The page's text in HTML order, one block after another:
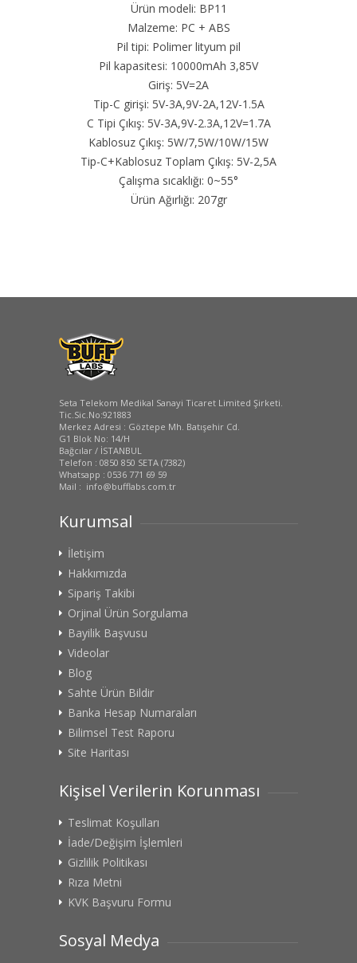
Ürün modeli: BP11
Malzeme: PC + ABS
Pil tipi: Polimer lityum pil
Pil kapasitesi: 10000mAh 3,85V
Giriş: 5V=2A
Tip-C girişi: 5V-3A,9V-2A,12V-1.5A
C Tipi Çıkış: 5V-3A,9V-2.3A,12V=1.7A
Kablosuz Çıkış: 5W/7,5W/10W/15W
Tip-C+Kablosuz Toplam Çıkış: 5V-2,5A
Çalışma sıcaklığı: 0~55°
Ürün Ağırlığı: 207gr
Seta Telekom Medikal Sanayi Ticaret Limited Şirketi.
Tic.Sic.No:921883
Merkez Adresi : Göztepe Mh. Batışehir Cd.
G1 Blok No: 14/H
Bağcılar / İSTANBUL
Telefon : 0850 850 SETA (7382)
Whatsapp : 0536 771 69 59
Mail : info@bufflabs.com.tr
Kurumsal
İletişim
Hakkımızda
Sipariş Takibi
Orjinal Ürün Sorgulama
Bayilik Başvusu
Videolar
Blog
Sahte Ürün Bildir
Banka Hesap Numaraları
Bilimsel Test Raporu
Site Haritası
Kişisel Verilerin Korunması
Teslimat Koşulları
İade/Değişim İşlemleri
Gizlilik Politikası
Rıza Metni
KVK Başvuru Formu
Sosyal Medya